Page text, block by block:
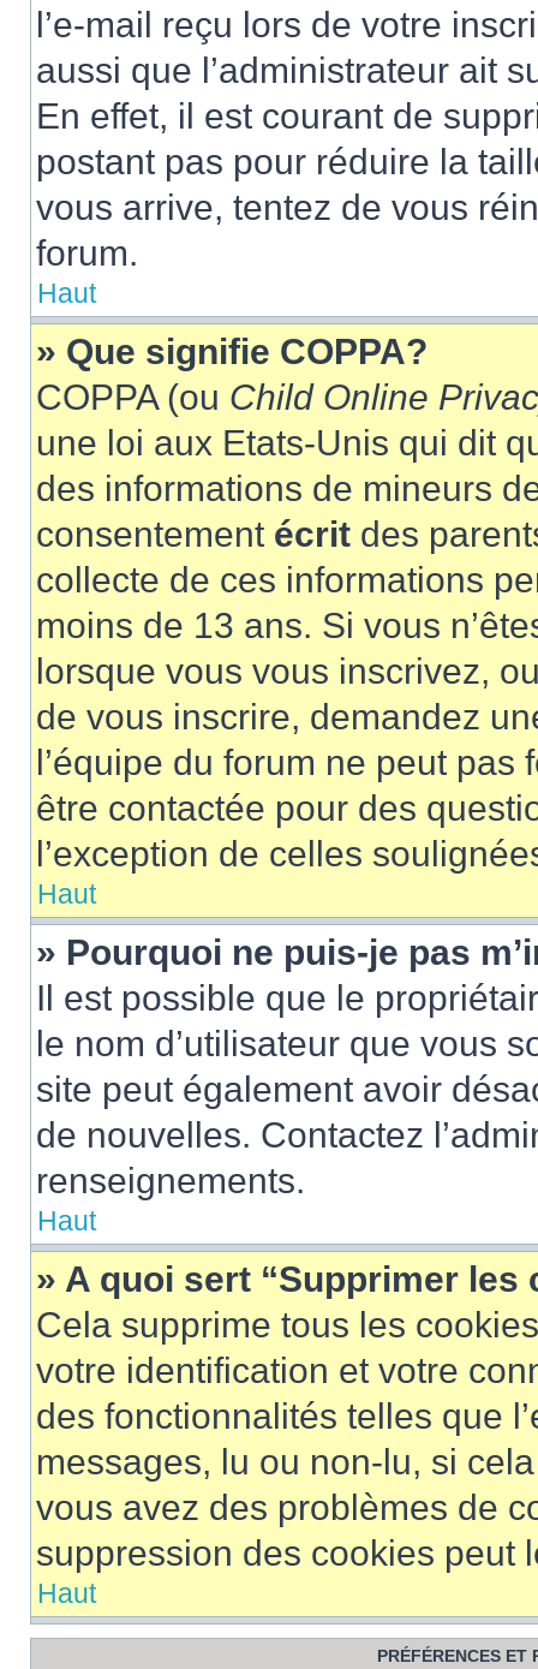
l’e-mail reçu lors de votre
aussi que l’administrateur ait
En effet, il est courant de
postant pas pour réduire la
vous arrive, tentez de vous
forum.
Haut
» Que signifie COPPA?
COPPA (ou Child Online
une loi aux Etats-Unis qui dit
des informations de mineurs
consentement écrit des
collecte de ces informations
moins de 13 ans. Si vous
lorsque vous vous inscrivez,
de vous inscrire, demandez
l’équipe du forum ne peut
être contactée pour des
l’exception de celles
Haut
» Pourquoi ne puis-je pas
Il est possible que le
le nom d’utilisateur que vous
site peut également avoir
de nouvelles. Contactez
renseignements.
Haut
» A quoi sert “Supprimer les
Cela supprime tous les
votre identification et votre
des fonctionnalités telles que
messages, lu ou non-lu, si
vous avez des problèmes de
suppression des cookies peut
Haut
PRÉFÉRENCES ET